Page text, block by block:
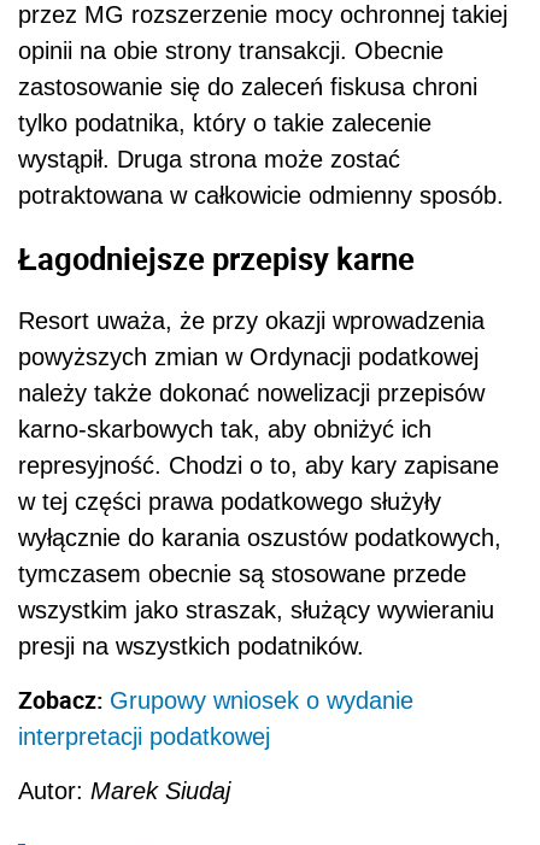
przez MG rozszerzenie mocy ochronnej takiej
opinii na obie strony transakcji. Obecnie
zastosowanie się do zaleceń fiskusa chroni
tylko podatnika, który o takie zalecenie
wystąpił. Druga strona może zostać
potraktowana w całkowicie odmienny sposób.
Łagodniejsze przepisy karne
Resort uważa, że przy okazji wprowadzenia
powyższych zmian w Ordynacji podatkowej
należy także dokonać nowelizacji przepisów
karno-skarbowych tak, aby obniżyć ich
represyjność. Chodzi o to, aby kary zapisane
w tej części prawa podatkowego służyły
wyłącznie do karania oszustów podatkowych,
tymczasem obecnie są stosowane przede
wszystkim jako straszak, służący wywieraniu
presji na wszystkich podatników.
Zobacz: Grupowy wniosek o wydanie
interpretacji podatkowej
Autor: Marek Siudaj